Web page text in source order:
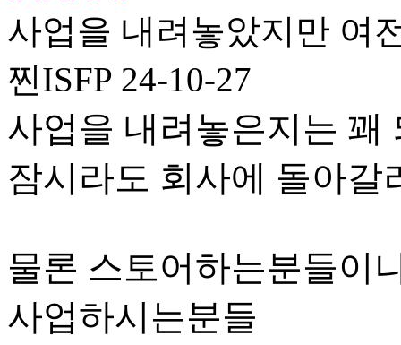
사업을 내려놓았지만 여
찐ISFP 24-10-27
사업을 내려놓은지는 꽤
잠시라도 회사에 돌아갈
물론 스토어하는분들이
사업하시는분들